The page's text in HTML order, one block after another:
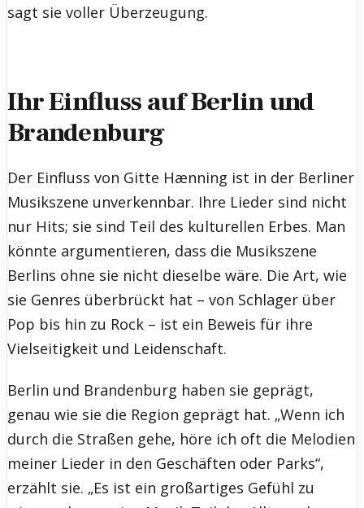
sagt sie voller Überzeugung.
Ihr Einfluss auf Berlin und
Brandenburg
Der Einfluss von Gitte Hænning ist in der Berliner
Musikszene unverkennbar. Ihre Lieder sind nicht
nur Hits; sie sind Teil des kulturellen Erbes. Man
könnte argumentieren, dass die Musikszene
Berlins ohne sie nicht dieselbe wäre. Die Art, wie
sie Genres überbrückt hat – von Schlager über
Pop bis hin zu Rock – ist ein Beweis für ihre
Vielseitigkeit und Leidenschaft.
Berlin und Brandenburg haben sie geprägt,
genau wie sie die Region geprägt hat. „Wenn ich
durch die Straßen gehe, höre ich oft die Melodien
meiner Lieder in den Geschäften oder Parks“,
erzählt sie. „Es ist ein großartiges Gefühl zu